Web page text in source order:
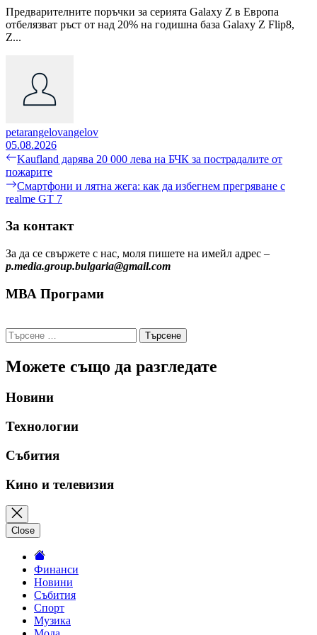
Предварителните поръчки за серията Galaxy Z в Европа
отбелязват ръст от над 20% на годишна база Galaxy Z Flip8,
Z...
petarangelovangelov
05.08.2026
Навигация
Previous
post:
Kaufland дарява 20 000 лева на БЧК за пострадалите от
пожарите
Next
post:
Смартфони и лятна жега: как да избегнем прегряване с
realme GT 7
За контакт
За да се свържете с нас, моля пишете на имейл адрес –
p.media.group.bulgaria@gmail.com
МВА Програми
Търсене
за:
Можете също да разгледате
Новини
Технологии
Събития
Кино и телевизия
Close
Финанси
Новини
Събития
Спорт
Музика